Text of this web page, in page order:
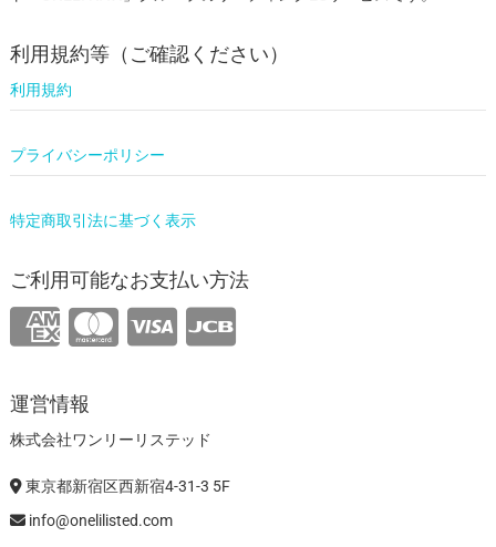
利用規約等（ご確認ください）
利用規約
プライバシーポリシー
特定商取引法に基づく表示
ご利用可能なお支払い方法
運営情報
株式会社ワンリーリステッド
東京都新宿区西新宿4-31-3 5F
info@onelilisted.com